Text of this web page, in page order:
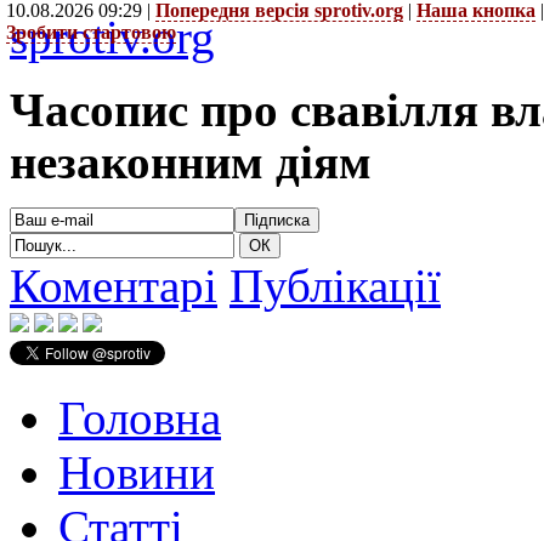
10.08.2026 09:29 | Попередня версія sprotiv.org | Наша кнопка
Зробити стартовою
sprotiv.org
Часопис про свавілля
незаконним діям
Коментарі Публікації
Головна
Новини
Статті